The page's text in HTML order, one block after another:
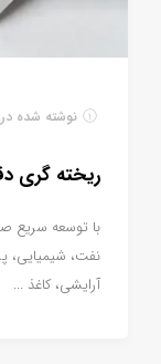
نوشته شده در
ریخته گری
با توسعه سریع
نفت، شیمیایی،
آرایشی، کاغذ ...